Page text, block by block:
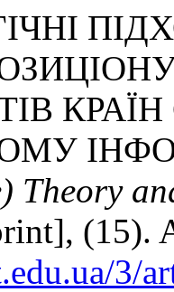
Theory
(15).
3/